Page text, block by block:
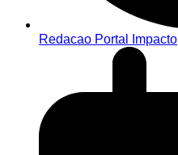
Redacao Portal Impacto